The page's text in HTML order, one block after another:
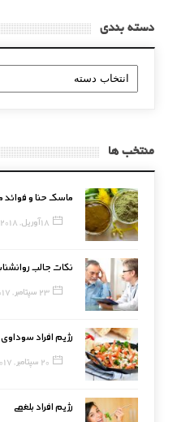
دسته بندی
دسته
بندی
منتخب ها
ماسک حنا و
18 آوریل, 2018
نکات جالب
23 سپتامبر, 2017
رژیم افراد سوداوی
20 سپتامبر, 2017
رژیم افراد بلغمی